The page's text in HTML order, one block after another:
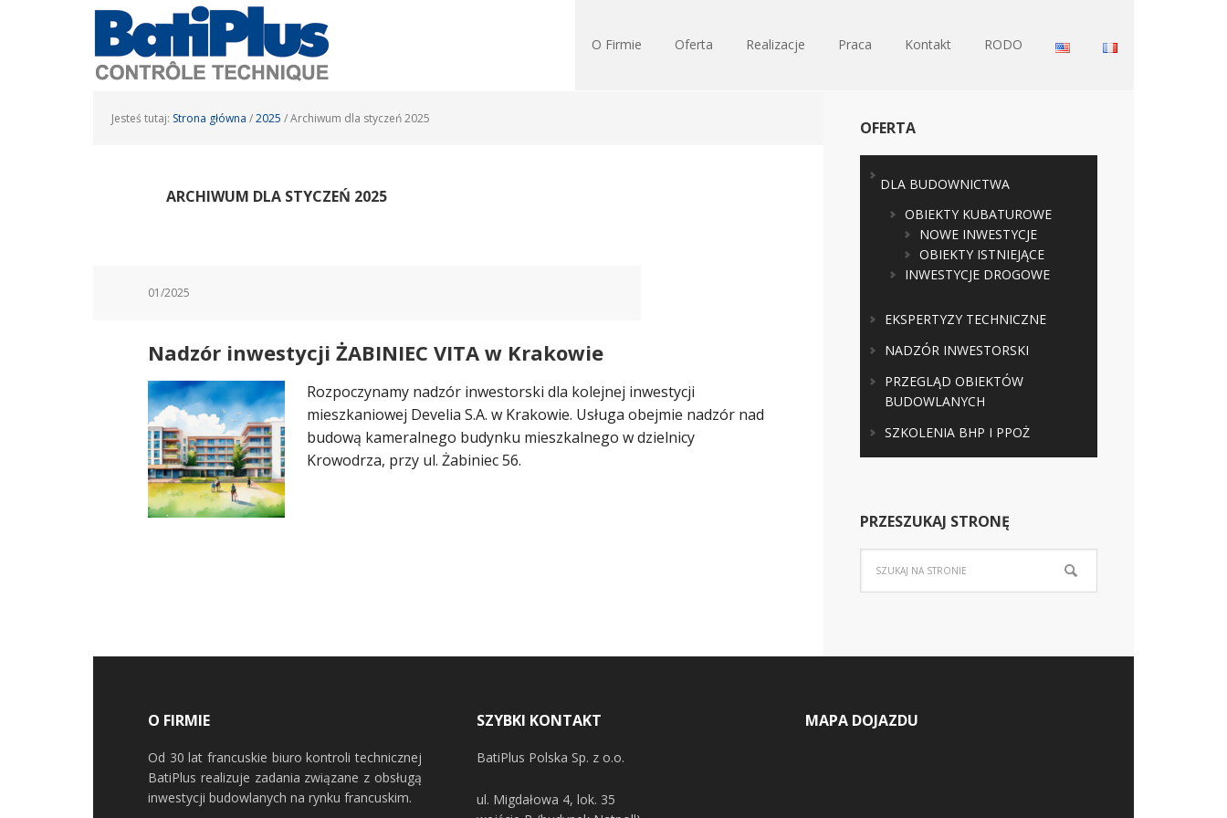
O Firmie Oferta Realizacje Praca Kontakt RODO
Jesteś tutaj: Strona główna /2025 /Archiwum dla styczeń 2025
ARCHIWUM DLA STYCZEŃ 2025
01/2025
Nadzór inwestycji ŻABINIEC VITA w Krakowie
Rozpoczynamy nadzór inwestorski dla kolejnej inwestycji
mieszkaniowej Develia S.A. w Krakowie. Usługa obejmie nadzór nad
budową kameralnego budynku mieszkalnego w dzielnicy
Krowodrza, przy ul. Żabiniec 56.
OFERTA
DLA BUDOWNICTWA
OBIEKTY KUBATUROWE
NOWE INWESTYCJE
OBIEKTY ISTNIEJĄCE
INWESTYCJE DROGOWE
EKSPERTYZY TECHNICZNE
NADZÓR INWESTORSKI
PRZEGLĄD OBIEKTÓW
BUDOWLANYCH
SZKOLENIA BHP I PPOŻ
PRZESZUKAJ STRONĘ
O FIRMIE
Od 30 lat francuskie biuro kontroli technicznej
BatiPlus realizuje zadania związane z obsługą
inwestycji budowlanych na rynku francuskim.
SZYBKI KONTAKT
BatiPlus Polska Sp. z o.o.
ul. Migdałowa 4, lok. 35
MAPA DOJAZDU